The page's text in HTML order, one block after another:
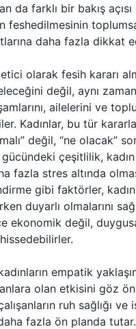
da farklı bir bakış
feshedilmesinin
daha fazla dikkat
olarak fesih kararı
değil, aynı
ailelerini ve
Kadınlar, bu tür
değil, “ne olacak”
gücündeki çeşitlilik, kadın
fazla stres altında
gibi faktörler,
duyarlı olmalarını
ekonomik değil,
empatik
olan etkisini göz
ruh sağlığı ve
fazla ön planda tutar.